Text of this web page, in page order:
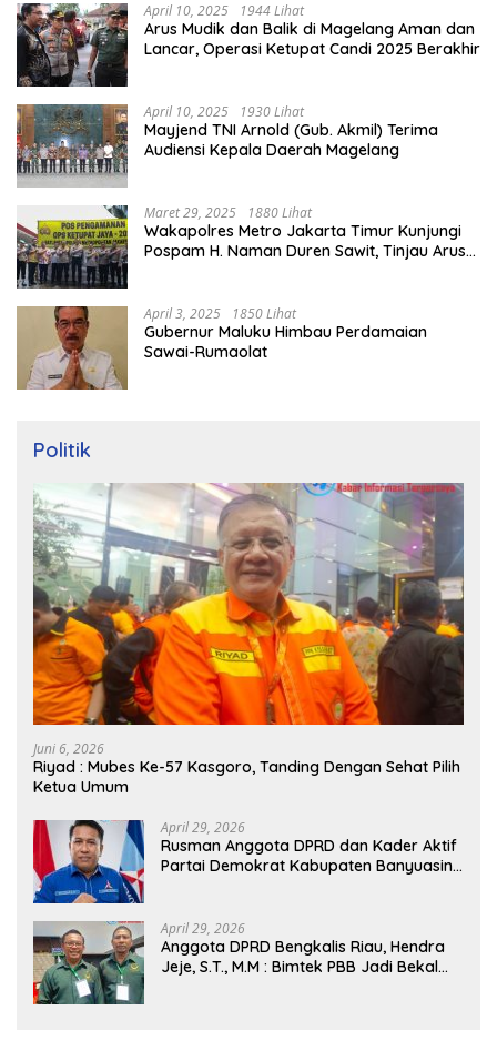
April 10, 2025 1944 Lihat
Arus Mudik dan Balik di Magelang Aman dan
Lancar, Operasi Ketupat Candi 2025 Berakhir
April 10, 2025 1930 Lihat
Mayjend TNI Arnold (Gub. Akmil) Terima
Audiensi Kepala Daerah Magelang
Maret 29, 2025 1880 Lihat
Wakapolres Metro Jakarta Timur Kunjungi
Pospam H. Naman Duren Sawit, Tinjau Arus
April 3, 2025 1850 Lihat
Gubernur Maluku Himbau Perdamaian
Sawai-Rumaolat
Politik
Juni 6, 2026
Riyad : Mubes Ke-57 Kasgoro, Tanding Dengan Sehat Pilih
Ketua Umum
April 29, 2026
Rusman Anggota DPRD dan Kader Aktif
Partai Demokrat Kabupaten Banyuasin
April 29, 2026
Anggota DPRD Bengkalis Riau, Hendra
Jeje, S.T., M.M : Bimtek PBB Jadi Bekal